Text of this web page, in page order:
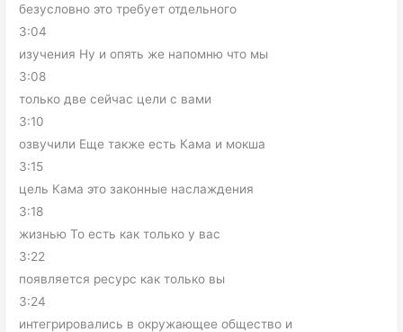
безусловно это требует отдельного
3:04
изучения Ну и опять же напомню что мы
3:08
только две сейчас цели с вами
3:10
озвучили Еще также есть Кама и мокша
3:15
цель Кама это законные наслаждения
3:18
жизнью То есть как только у вас
3:22
появляется ресурс как только вы
3:24
интегрировались в окружающее общество и